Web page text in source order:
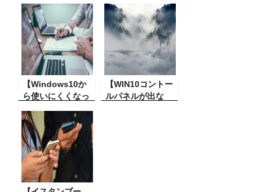
海外用の電気機器
とか、パソコンな
どもそうですが3 P
の電源プラグがつ
いてることが多い
です。 それを簡単
に金をかけずに2P
にする方法
る YouTube のア
ップしたものを削
除する方法。
【Windows10か
ら使いにくくなっ
はコントロールパ
ネルという大事な
ものがあります
が、 Windows 10
になってから一発
でそれが出てこな
【WIN10コントー
ルパネルが出な